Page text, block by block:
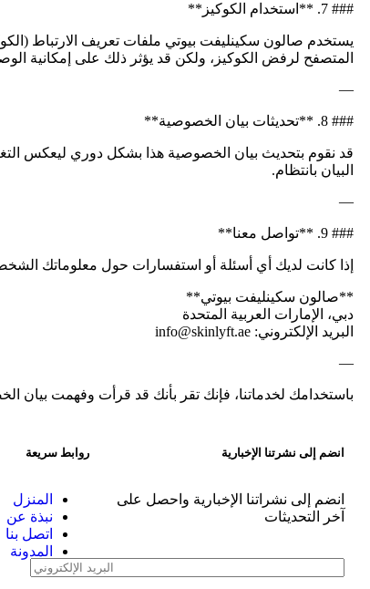
### 7. **استخدام الكوكيز**
يستخدم صالون سكينليفت بيوتي ملفات تعريف الارتباط
المتصفح لرفض الكوكيز، ولكن قد يؤثر ذلك على إمكانية
—
### 8. **تحديثات بيان الخصوصية**
قد نقوم بتحديث بيان الخصوصية هذا بشكل دوري ليعكس
البيان بانتظام.
—
### 9. **تواصل معنا**
إذا كانت لديك أي أسئلة أو استفسارات حول معلوماتك
**صالون سكينليفت بيوتي**
دبي، الإمارات العربية المتحدة
البريد الإلكتروني: info@skinlyft.ae
—
باستخدامك لخدماتنا، فإنك تقر بأنك قد قرأت وفهمت بيان
انضم إلى نشرتنا الإخبارية
انضم إلى نشراتنا الإخبارية واحصل على
آخر التحديثات
روابط سريعة
المنزل
نبذة عن
اتصل بنا
المدونة